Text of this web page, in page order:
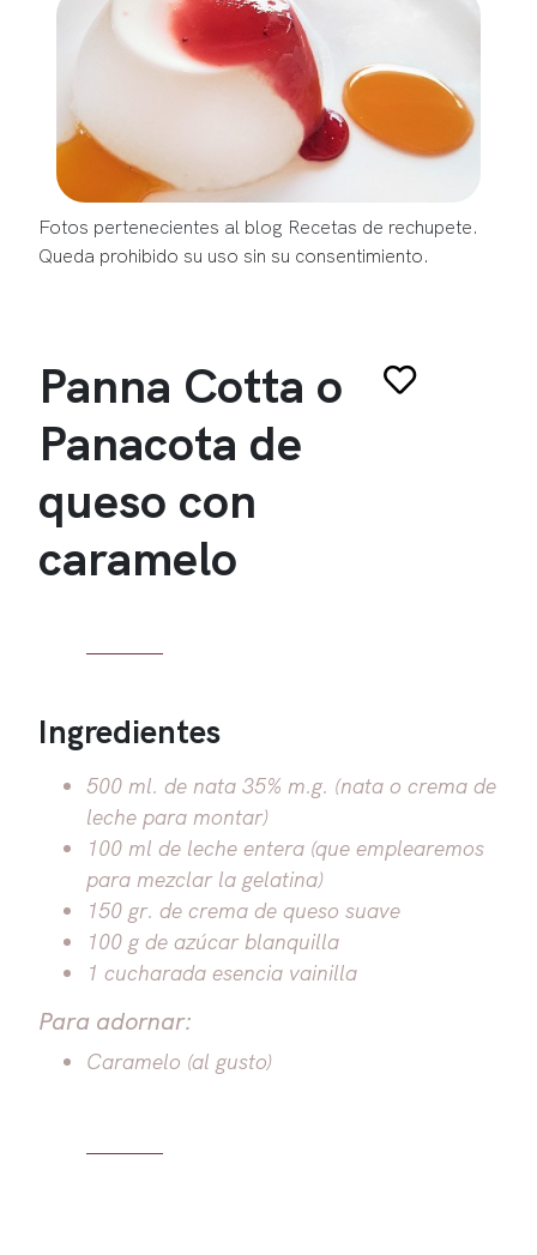
Fotos pertenecientes al blog Recetas de rechupete.
Queda prohibido su uso sin su consentimiento.
Panna Cotta o
Panacota de
queso con
caramelo
Ingredientes
500 ml. de nata 35% m.g. (nata o crema de
leche para montar)
100 ml de leche entera (que emplearemos
para mezclar la gelatina)
150 gr. de crema de queso suave
100 g de azúcar blanquilla
1 cucharada esencia vainilla
Para adornar:
Caramelo (al gusto)